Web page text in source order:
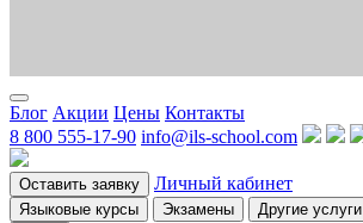
Блог Акции Цены Контакты
8 800 555-17-90 info@ils-school.com
Оставить заявку Личный кабинет
Языковые курсы Экзамены Другие услуги